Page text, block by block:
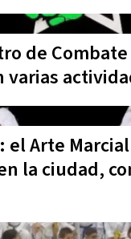
de
varias
el Arte
la ciudad,